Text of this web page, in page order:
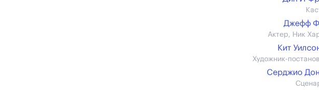
Джефф
Актер, Ник
Кит
Художник-
Серджио